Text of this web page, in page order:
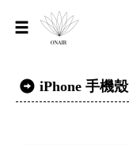
iPhone 手機殼